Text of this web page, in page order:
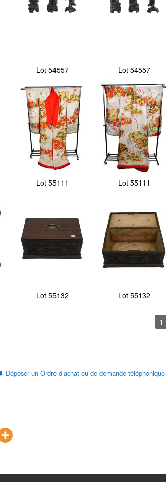
Lot 54557 Lot 54557
Lot 55111 Lot 55111
Lot 55132 Lot 55132
1
Déposer un Ordre d’achat ou de demande téléphonique